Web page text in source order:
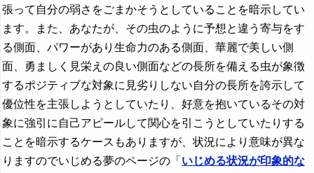
張って自分の弱さをごまかそうとしていることを暗示してい
ます。また、あなたが、その虫のように予想と違う寄与をす
る側面、パワーがあり生命力のある側面、華麗で美しい側
面、勇ましく見栄えの良い側面などの長所を備える虫が象徴
するポジティブな対象に見劣りしない自分の長所を誇示して
優位性を主張しようとしていたり、好意を抱いているその対
象に強引に自己アピールして関心を引こうとしていたりする
ことを暗示するケースもありますが、状況により意味が異な
りますのでいじめる夢のページの「 いじめる状況が印象的な